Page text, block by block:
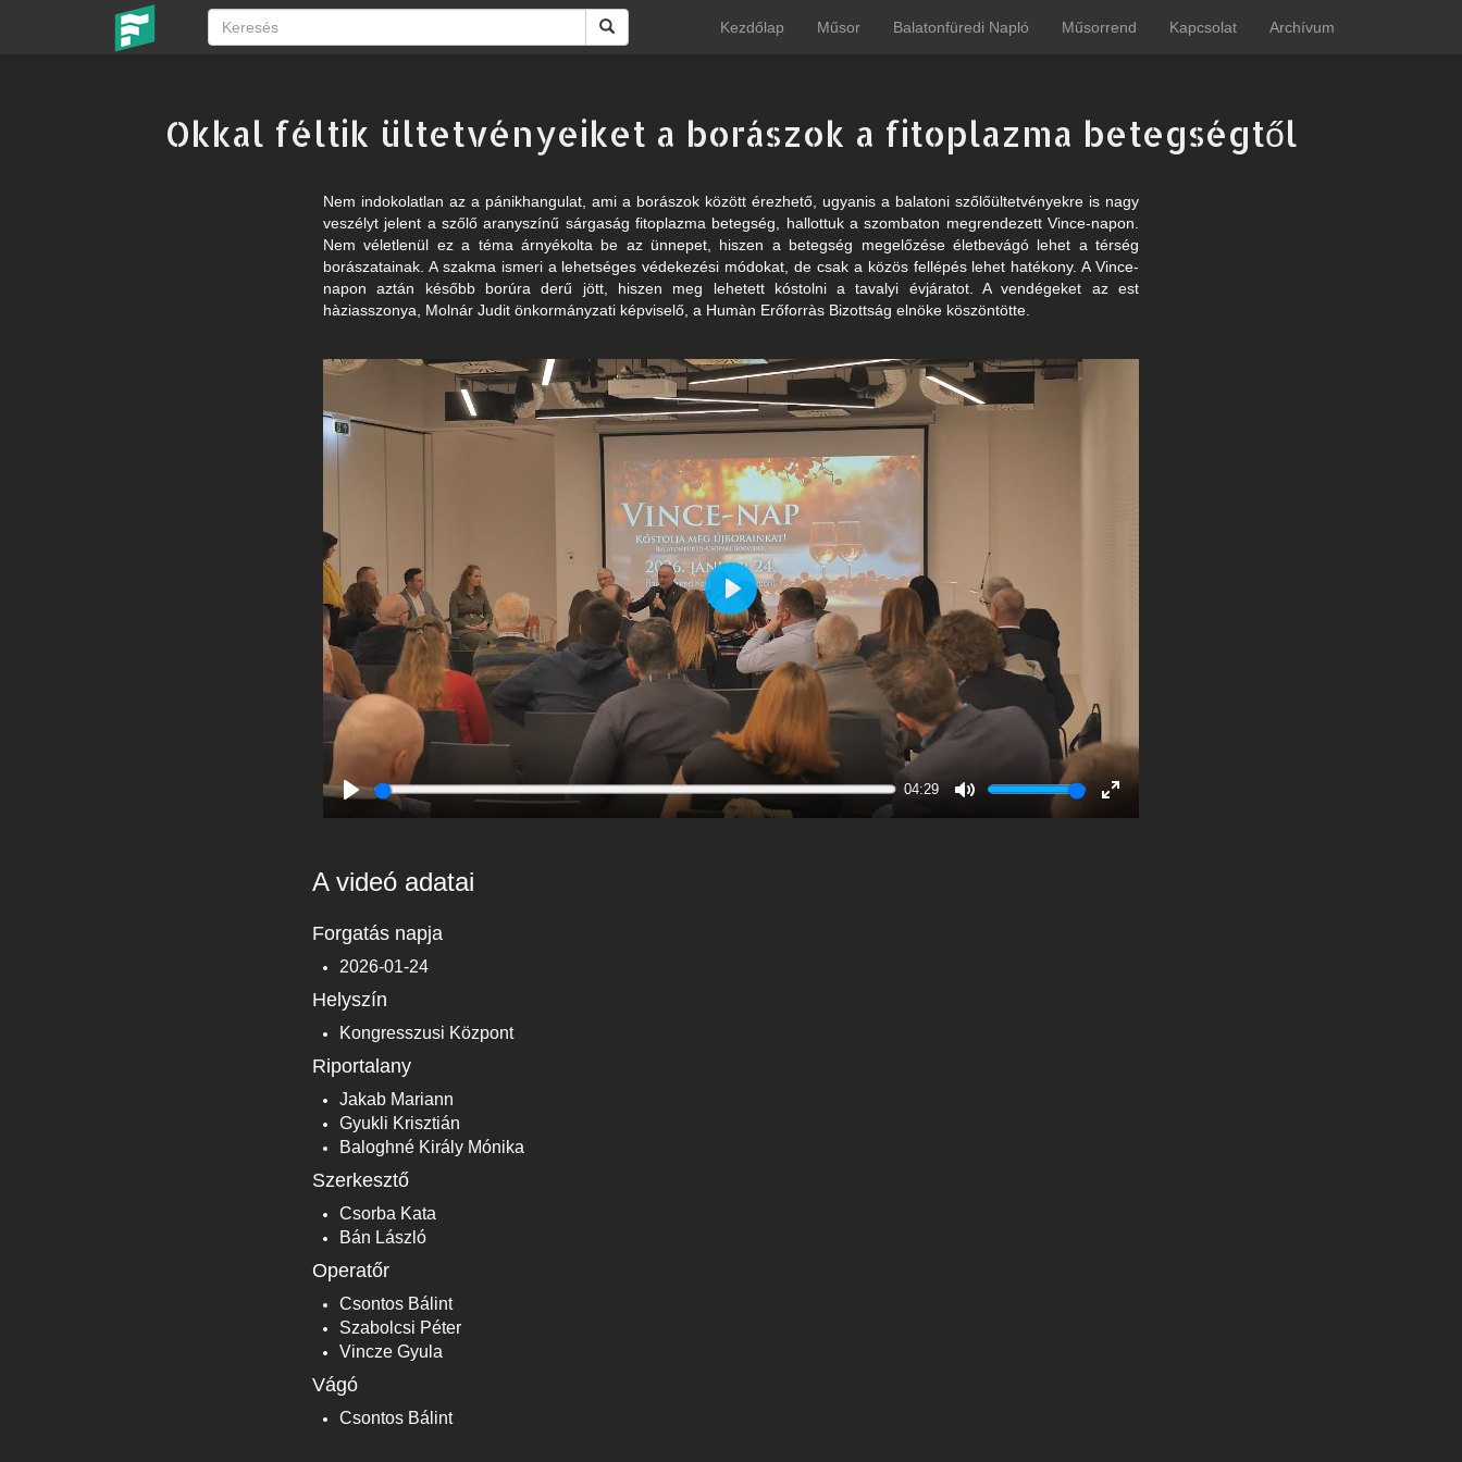
Kezdőlap Műsor Balatonfüredi Napló Műsorrend Kapcsolat Archívum
Okkal féltik ültetvényeiket a borászok a fitoplazma betegségtől
Nem indokolatlan az a pánikhangulat, ami a borászok között érezhető, ugyanis a balatoni szőlőültetvényekre is nagy
veszélyt jelent a szőlő aranyszínű sárgaság fitoplazma betegség, hallottuk a szombaton megrendezett Vince-napon.
Nem véletlenül ez a téma árnyékolta be az ünnepet, hiszen a betegség megelőzése életbevágó lehet a térség
borászatainak. A szakma ismeri a lehetséges védekezési módokat, de csak a közös fellépés lehet hatékony. A Vince-
napon aztán később borúra derű jött, hiszen meg lehetett kóstolni a tavalyi évjáratot. A vendégeket az est
hàziasszonya, Molnár Judit önkormányzati képviselő, a Humàn Erőforràs Bizottság elnöke köszöntötte.
04:29
Play
A videó adatai
Forgatás napja
2026-01-24
Helyszín
Kongresszusi Központ
Riportalany
Jakab Mariann
Gyukli Krisztián
Baloghné Király Mónika
Szerkesztő
Csorba Kata
Bán László
Operatőr
Csontos Bálint
Szabolcsi Péter
Vincze Gyula
Vágó
Csontos Bálint